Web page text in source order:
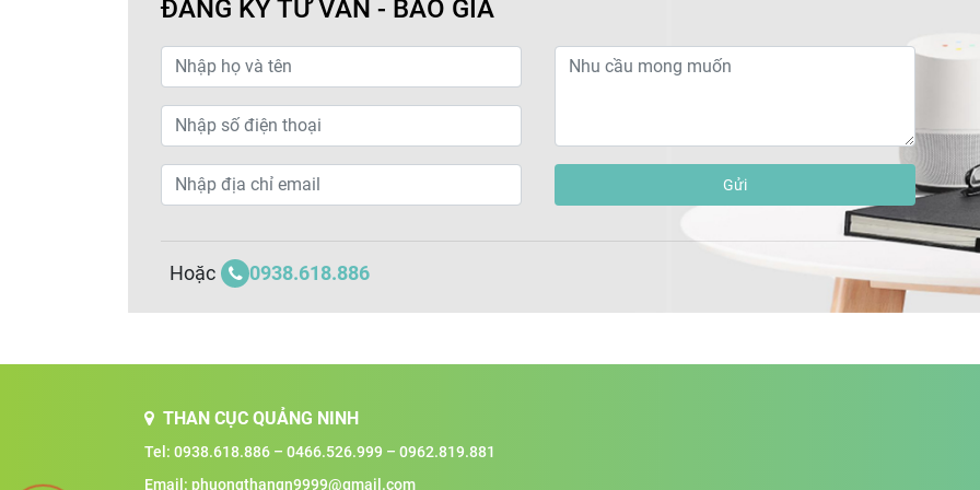
ĐĂNG KÝ TƯ VẤN - BÁO GIÁ
Gửi
Hoặc 0938.618.886
THAN CỤC QUẢNG NINH
Tel: 0938.618.886 – 0466.526.999 – 0962.819.881
Email: phuongthanqn9999@gmail.com